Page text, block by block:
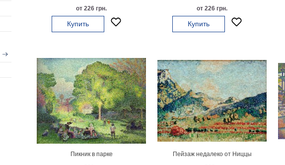
от 226 грн.
Купить
от 226 грн.
Купить
Пикник в парке Пейзаж недалеко от Ниццы